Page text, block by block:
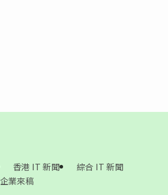
香港 IT 新聞
綜合 IT 新聞
企業來稿